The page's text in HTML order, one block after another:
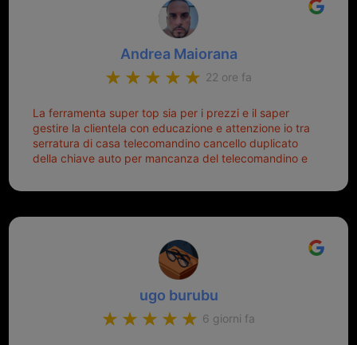
Andrea Maiorana
22 ore fa
La ferramenta super top sia per i prezzi e il saper
gestire la clientela con educazione e attenzione io tra
serratura di casa telecomandino cancello duplicato
della chiave auto per mancanza del telecomandino e
meglio ferramenta de ostia e poi il prorietario il signor
ugo burubu
6 giorni fa